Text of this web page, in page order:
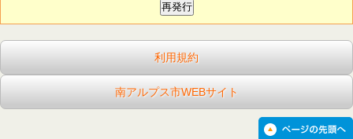
利用規約
南アルプス市WEBサイト